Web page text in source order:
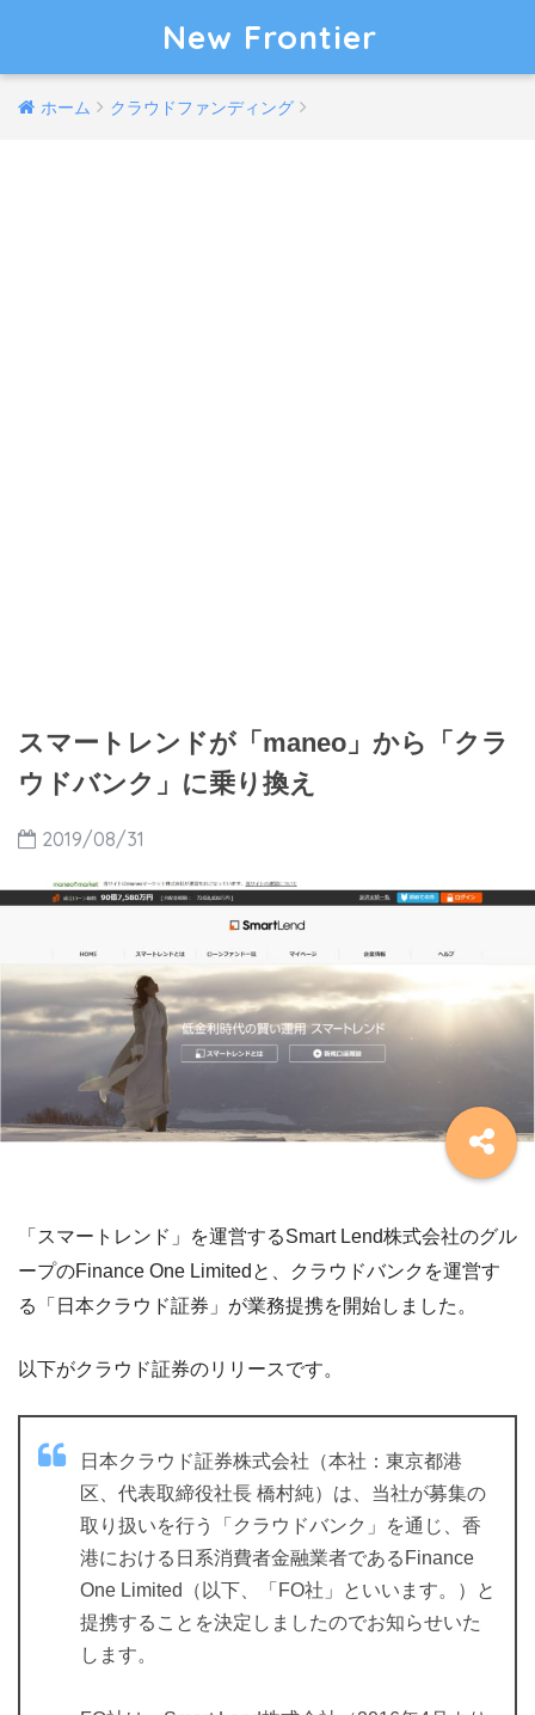
New Frontier
ホーム クラウドファンディング
スマートレンドが「maneo」から「クラ
ウドバンク」に乗り換え
2019/08/31
「スマートレンド」を運営するSmart Lend株式会社のグル
ープのFinance One Limitedと、クラウドバンクを運営す
る「日本クラウド証券」が業務提携を開始しました。
以下がクラウド証券のリリースです。
日本クラウド証券株式会社（本社：東京都港
区、代表取締役社長 橋村純）は、当社が募集の
取り扱いを行う「クラウドバンク」を通じ、香
港における日系消費者金融業者であるFinance
One Limited（以下、「FO社」といいます。）と
提携することを決定しましたのでお知らせいた
します。